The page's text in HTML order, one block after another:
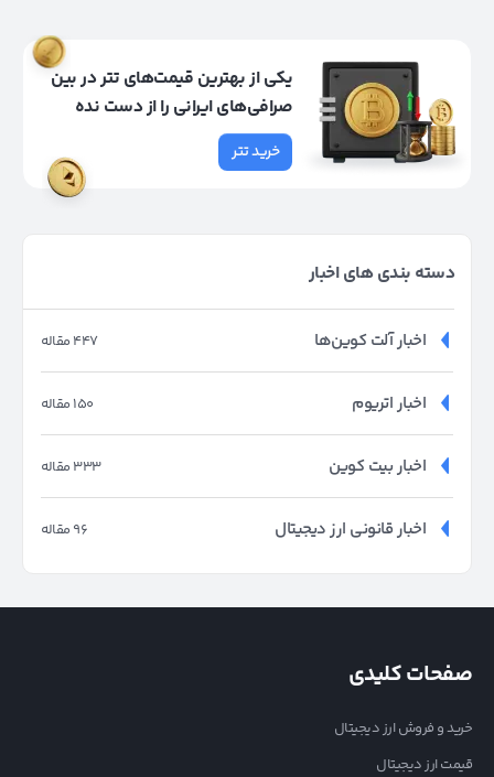
یکی از بهترین قیمت‌های تتر در بین
صرافی‌های ایرانی را از دست نده
خرید تتر
دسته بندی های اخبار
447 مقاله اخبار آلت کوین‌ها
150 مقاله اخبار اتریوم
333 مقاله اخبار بیت کوین
96 مقاله اخبار قانونی ارز دیجیتال
صفحات کلیدی
خرید و فروش ارز دیجیتال
قیمت ارز دیجیتال